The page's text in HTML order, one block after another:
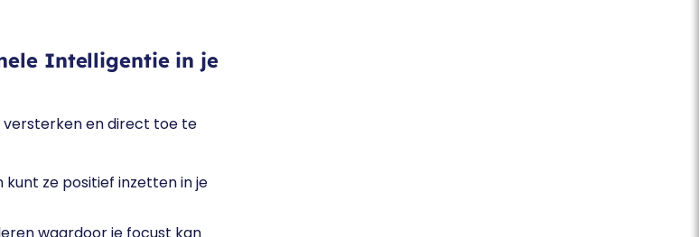
Intelligentie in je
en direct toe te
ze positief inzetten in je